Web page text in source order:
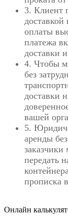
3. Клиент
доставкой
оплаты
платежа
доставки
4. Чтобы
без
доставки
вашей
5.
аренды
заказчики
передать
прописка
Онлайн